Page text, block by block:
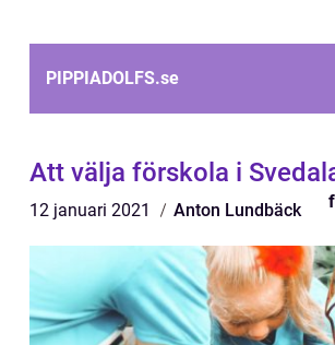
PIPPIADOLFS.se
Att välja förskola i
12 januari 2021 Anton Lundbäck